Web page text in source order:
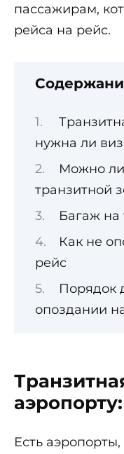
пассажирам,
рейса на рейс.
нужна ли
Можно
транзитной
Багаж на
Как не
рейс
Порядок
опоздании
Есть